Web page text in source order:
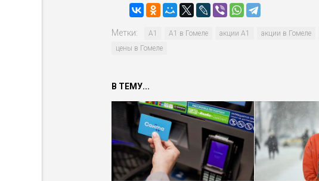
Метки: А1 А1 в Гомеле акции А1 акции в Гомеле
цены в Гомеле
В ТЕМУ...